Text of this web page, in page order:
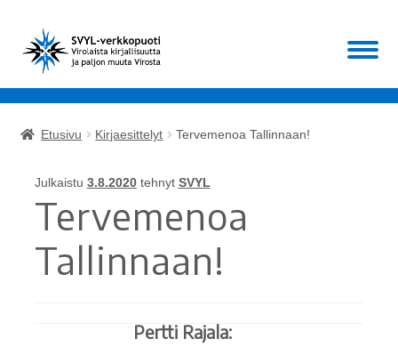
Siirry
navigointiin
Siirry
sisältöön
Valikko
Muut
ALE!
Etusivu Kirjaesittelyt Tervemenoa Tallinnaan!
Julkaistu 3.8.2020 tehnyt SVYL
Tervemenoa
Tallinnaan!
Pertti Rajala: